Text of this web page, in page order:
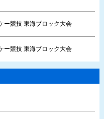
ー競技 東海ブロック大会
ー競技 東海ブロック大会